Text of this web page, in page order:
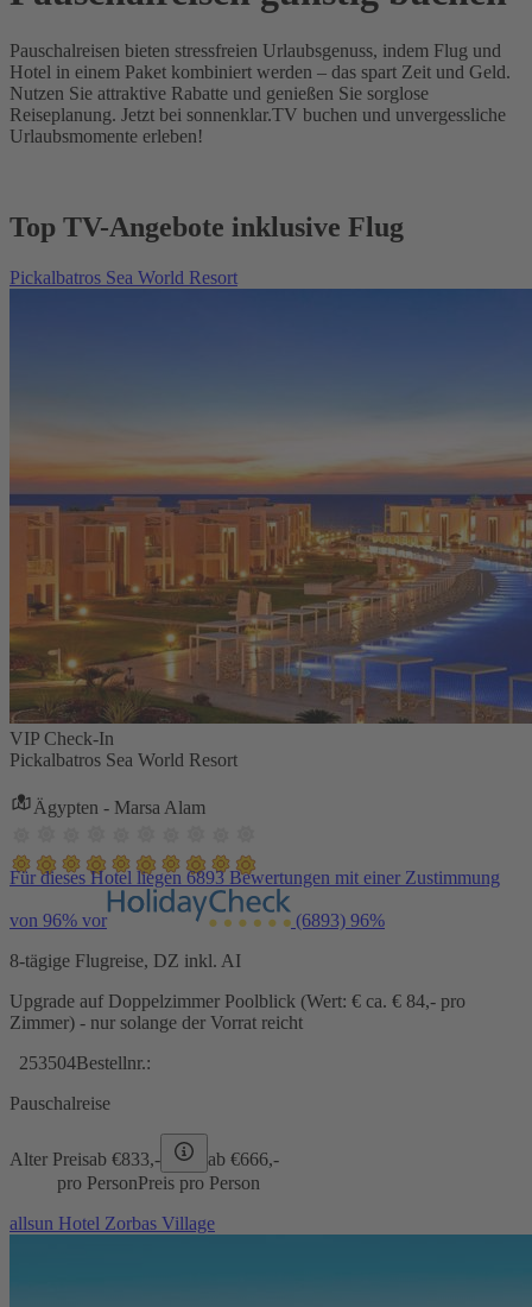
Pauschalreisen bieten stressfreien Urlaubsgenuss, indem Flug und
Hotel in einem Paket kombiniert werden – das spart Zeit und Geld.
Nutzen Sie attraktive Rabatte und genießen Sie sorglose
Reiseplanung. Jetzt bei sonnenklar.TV buchen und unvergessliche
Urlaubsmomente erleben!
Top TV-Angebote inklusive Flug
Pickalbatros Sea World Resort
VIP Check-In
Pickalbatros Sea World Resort
Ägypten - Marsa Alam
Für dieses Hotel liegen 6893 Bewertungen mit einer Zustimmung
von 96% vor (6893) 96%
8-tägige Flugreise, DZ inkl. AI
Upgrade auf Doppelzimmer Poolblick (Wert: € ca. € 84,- pro
Zimmer) - nur solange der Vorrat reicht
253504Bestellnr.:
Pauschalreise
Alter Preisab €833,- ab €666,-
pro PersonPreis pro Person
allsun Hotel Zorbas Village